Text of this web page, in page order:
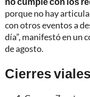
porque no hay
con otros eventos a
día”, manifestó en un
de agosto.
Cierres viales